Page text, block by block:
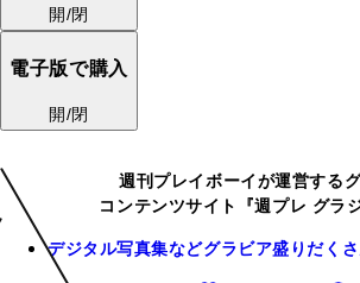
開/閉
電子版で購入
開/閉
週刊プレイボーイが運営する
コンテンツサイト『週プレ グラ
デジタル写真集などグラビア盛りだく